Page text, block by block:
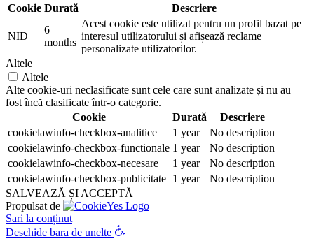
Cookie Durată Descriere
NID
6
months
Acest cookie este utilizat pentru un profil bazat pe
interesul utilizatorului și afișează reclame
personalizate utilizatorilor.
Altele
Altele
Alte cookie-uri neclasificate sunt cele care sunt analizate și nu au
fost încă clasificate într-o categorie.
Cookie
Durată
Descriere
cookielawinfo-checkbox-analitice
1 year
No description
cookielawinfo-checkbox-functionale 1 year
No description
cookielawinfo-checkbox-necesare
1 year
No description
cookielawinfo-checkbox-publicitate 1 year
No description
SALVEAZĂ ȘI ACCEPTĂ
Propulsat de
Sari la conținut
Deschide bara de unelte